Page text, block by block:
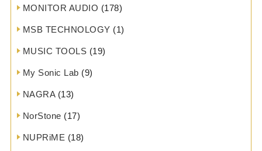
MONITOR AUDIO (178)
MSB TECHNOLOGY (1)
MUSIC TOOLS (19)
My Sonic Lab (9)
NAGRA(13)
NorStone (17)
NUPRiME (18)